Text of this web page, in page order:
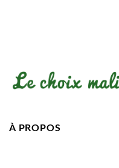
À PROPOS